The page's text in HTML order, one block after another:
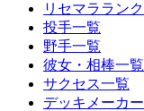
リセマラランク
投手一覧
野手一覧
彼女・相棒一覧
サクセス一覧
デッキメーカー